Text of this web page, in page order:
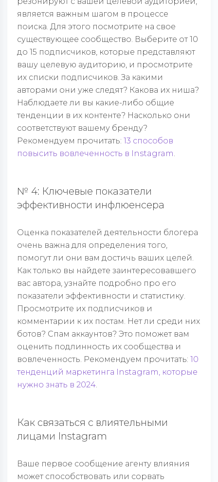
является важным шагом в процессе
поиска. Для этого посмотрите на свое
существующее сообщество. Выберите от 10
до 15 подписчиков, которые представляют
вашу целевую аудиторию, и просмотрите
их списки подписчиков. За какими
авторами они уже следят? Какова их ниша?
Наблюдаете ли вы какие-либо общие
тенденции в их контенте? Насколько они
соответствуют вашему бренду?
Рекомендуем прочитать: 13 способов
повысить вовлеченность в Instagram
№ 4: Ключевые показатели
эффективности инфлюенсера
Оценка показателей деятельности блогера
очень важна для определения того,
помогут ли они вам достичь ваших целей.
Как только вы найдете заинтересовавшего
вас автора, узнайте подробно про его
показатели эффективности и статистику.
Просмотрите их подписчиков и
комментарии к их постам. Нет ли среди них
ботов? Спам аккаунтов? Это поможет вам
оценить подлинность их сообщества и
вовлеченность. Рекомендуем прочитать: 10
тенденций маркетинга Instagram, которые
нужно знать в 2024
Как связаться с влиятельными
лицами Instagram
Ваше первое сообщение агенту влияния
может способствовать или сорвать